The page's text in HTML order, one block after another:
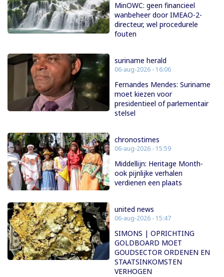
MinOWC: geen financieel
wanbeheer door IMEAO-2-
directeur, wel procedurele
fouten
suriname herald
06-aug-2026 - 16:06
Fernandes Mendes: Suriname
moet kiezen voor
presidentieel of parlementair
stelsel
chronostimes
06-aug-2026 - 15:59
Middellijn: Heritage Month-
ook pijnlijke verhalen
verdienen een plaats
united news
06-aug-2026 - 15:47
SIMONS | OPRICHTING
GOLDBOARD MOET
GOUDSECTOR ORDENEN EN
STAATSINKOMSTEN
VERHOGEN